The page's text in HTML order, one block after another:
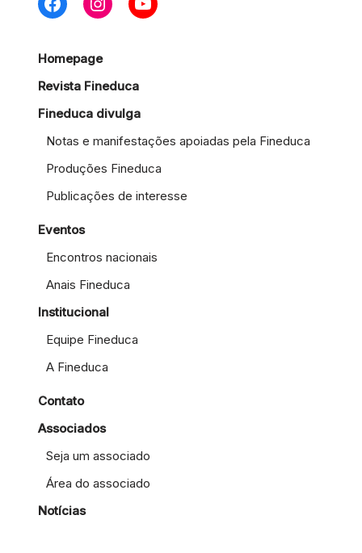
Homepage
Revista Fineduca
Fineduca divulga
Notas e manifestações apoiadas pela Fineduca
Produções Fineduca
Publicações de interesse
Eventos
Encontros nacionais
Anais Fineduca
Institucional
Equipe Fineduca
A Fineduca
Contato
Associados
Seja um associado
Área do associado
Notícias